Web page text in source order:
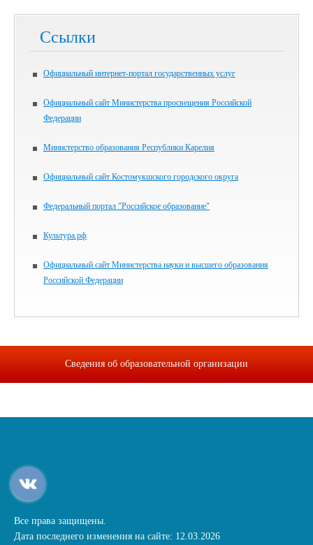
Ссылки
Официальный интернет-портал государственных услуг
Официальный сайт Министерства просвещения Российской
Федерации
Министерство образования Республики Карелия
Официальный сайт Костомукшского городского округа
Федеральный портал "Российское образование"
Культура.рф
Официальный сайт Министерства науки и высшего образования
Российской Федерации
Сведения об образовательной организации
Все права защищены.
Дата последнего изменения на сайте: 12.03.2026